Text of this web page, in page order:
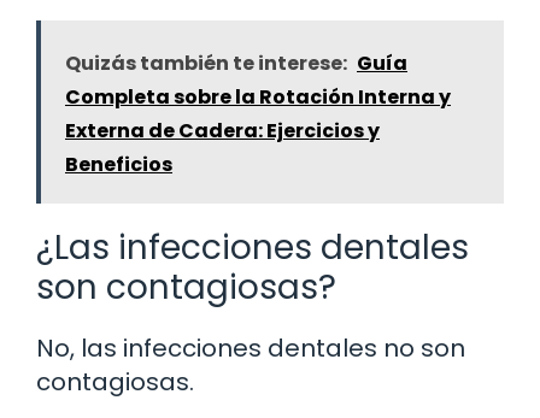
Quizás también te interese: Guía
Completa sobre la Rotación Interna y
Externa de Cadera: Ejercicios y
Beneficios
¿Las infecciones dentales
son contagiosas?
No, las infecciones dentales no son
contagiosas.